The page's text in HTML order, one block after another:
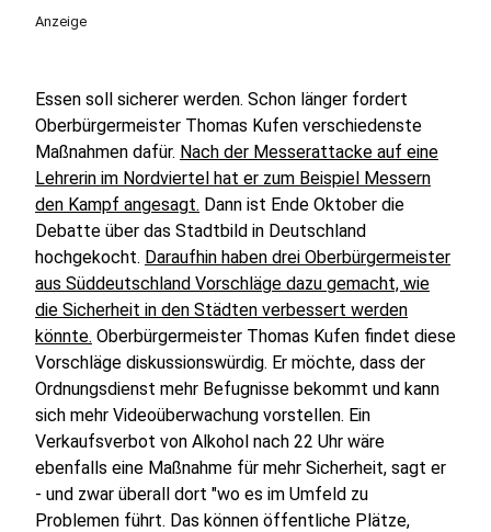
Anzeige
Essen soll sicherer werden. Schon länger fordert
Oberbürgermeister Thomas Kufen verschiedenste
Maßnahmen dafür. Nach der Messerattacke auf eine
Lehrerin im Nordviertel hat er zum Beispiel Messern
den Kampf angesagt. Dann ist Ende Oktober die
Debatte über das Stadtbild in Deutschland
hochgekocht. Daraufhin haben drei Oberbürgermeister
aus Süddeutschland Vorschläge dazu gemacht, wie
die Sicherheit in den Städten verbessert werden
könnte. Oberbürgermeister Thomas Kufen findet diese
Vorschläge diskussionswürdig. Er möchte, dass der
Ordnungsdienst mehr Befugnisse bekommt und kann
sich mehr Videoüberwachung vorstellen. Ein
Verkaufsverbot von Alkohol nach 22 Uhr wäre
ebenfalls eine Maßnahme für mehr Sicherheit, sagt er
- und zwar überall dort "wo es im Umfeld zu
Problemen führt. Das können öffentliche Plätze,